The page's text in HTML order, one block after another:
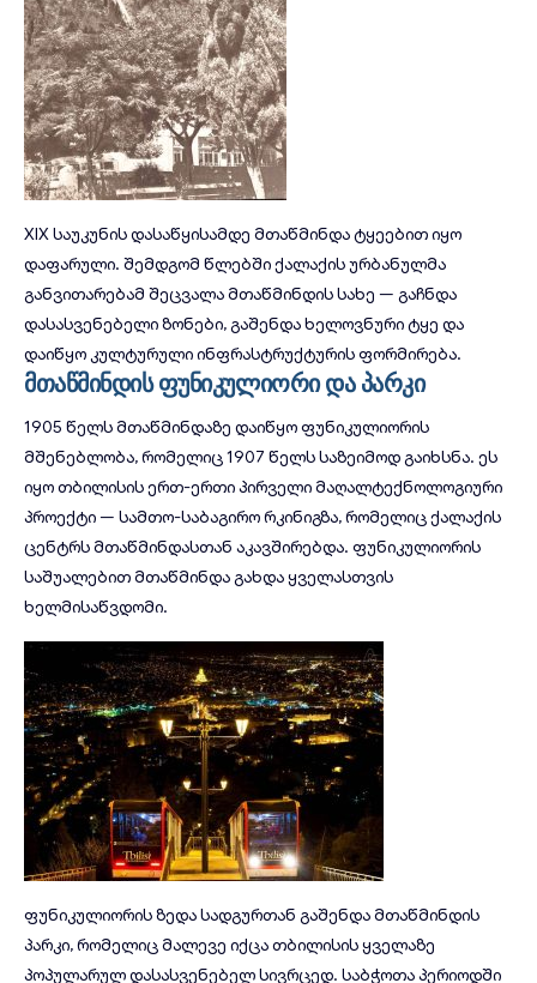
XIX საუკუნის დასაწყისამდე მთაწმინდა ტყეებით იყო
დაფარული. შემდგომ წლებში ქალაქის ურბანულმა
განვითარებამ შეცვალა მთაწმინდის სახე — გაჩნდა
დასასვენებელი ზონები, გაშენდა ხელოვნური ტყე და
დაიწყო კულტურული ინფრასტრუქტურის ფორმირება.
მთაწმინდის ფუნიკულიორი და პარკი
1905 წელს მთაწმინდაზე დაიწყო ფუნიკულიორის
მშენებლობა, რომელიც 1907 წელს საზეიმოდ გაიხსნა. ეს
იყო თბილისის ერთ-ერთი პირველი მაღალტექნოლოგიური
პროექტი — სამთო-საბაგირო რკინიგზა, რომელიც ქალაქის
ცენტრს მთაწმინდასთან აკავშირებდა. ფუნიკულიორის
საშუალებით მთაწმინდა გახდა ყველასთვის
ხელმისაწვდომი.
ფუნიკულიორის ზედა სადგურთან გაშენდა მთაწმინდის
პარკი, რომელიც მალევე იქცა თბილისის ყველაზე
პოპულარულ დასასვენებელ სივრცედ. საბჭოთა პერიოდში